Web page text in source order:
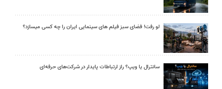
لو رفت! فضای سبز فیلم های سینمایی ایران را چه کسی میسازد؟
سانترال یا ویپ؟ راز ارتباطات پایدار در شرکت‌های حرفه‌ای